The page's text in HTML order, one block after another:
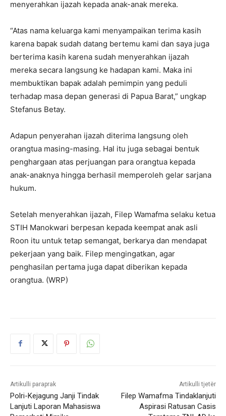
menyerahkan ijazah kepada anak-anak mereka.
“Atas nama keluarga kami menyampaikan terima kasih
karena bapak sudah datang bertemu kami dan saya juga
berterima kasih karena sudah menyerahkan ijazah
mereka secara langsung ke hadapan kami. Maka ini
membuktikan bapak adalah pemimpin yang peduli
terhadap masa depan generasi di Papua Barat,” ungkap
Stefanus Betay.
Adapun penyerahan ijazah diterima langsung oleh
orangtua masing-masing. Hal itu juga sebagai bentuk
penghargaan atas perjuangan para orangtua kepada
anak-anaknya hingga berhasil memperoleh gelar sarjana
hukum.
Setelah menyerahkan ijazah, Filep Wamafma selaku ketua
STIH Manokwari berpesan kepada keempat anak asli
Roon itu untuk tetap semangat, berkarya dan mendapat
pekerjaan yang baik. Filep mengingatkan, agar
penghasilan pertama juga dapat diberikan kepada
orangtua. (WRP)
Artikulli paraprak
Polri-Kejagung Janji Tindak
Lanjuti Laporan Mahasiswa
Artikulli tjetër
Filep Wamafma Tindaklanjuti
Aspirasi Ratusan Casis